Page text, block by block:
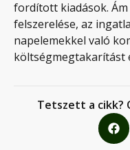
fordított kiadások.
felszerelése, az
napelemekkel való
költségmegtakarítást
Tetszett a cikk?